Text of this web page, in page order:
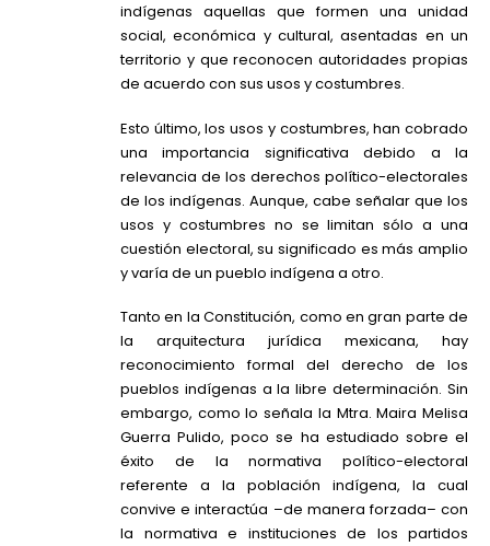
indígenas aquellas que formen una unidad
social, económica y cultural, asentadas en un
territorio y que reconocen autoridades propias
de acuerdo con sus usos y costumbres.
Esto último, los usos y costumbres, han cobrado
una importancia significativa debido a la
relevancia de los derechos político-electorales
de los indígenas. Aunque, cabe señalar que los
usos y costumbres no se limitan sólo a una
cuestión electoral, su significado es más amplio
y varía de un pueblo indígena a otro.
Tanto en la Constitución, como en gran parte de
la arquitectura jurídica mexicana, hay
reconocimiento formal del derecho de los
pueblos indígenas a la libre determinación. Sin
embargo, como lo señala la Mtra. Maira Melisa
Guerra Pulido, poco se ha estudiado sobre el
éxito de la normativa político-electoral
referente a la población indígena, la cual
convive e interactúa –de manera forzada– con
la normativa e instituciones de los partidos